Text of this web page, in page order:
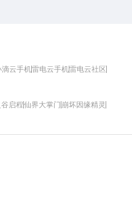
滴云手机雷电云手机雷电云社区
启程仙界大掌门 崩坏因缘精灵